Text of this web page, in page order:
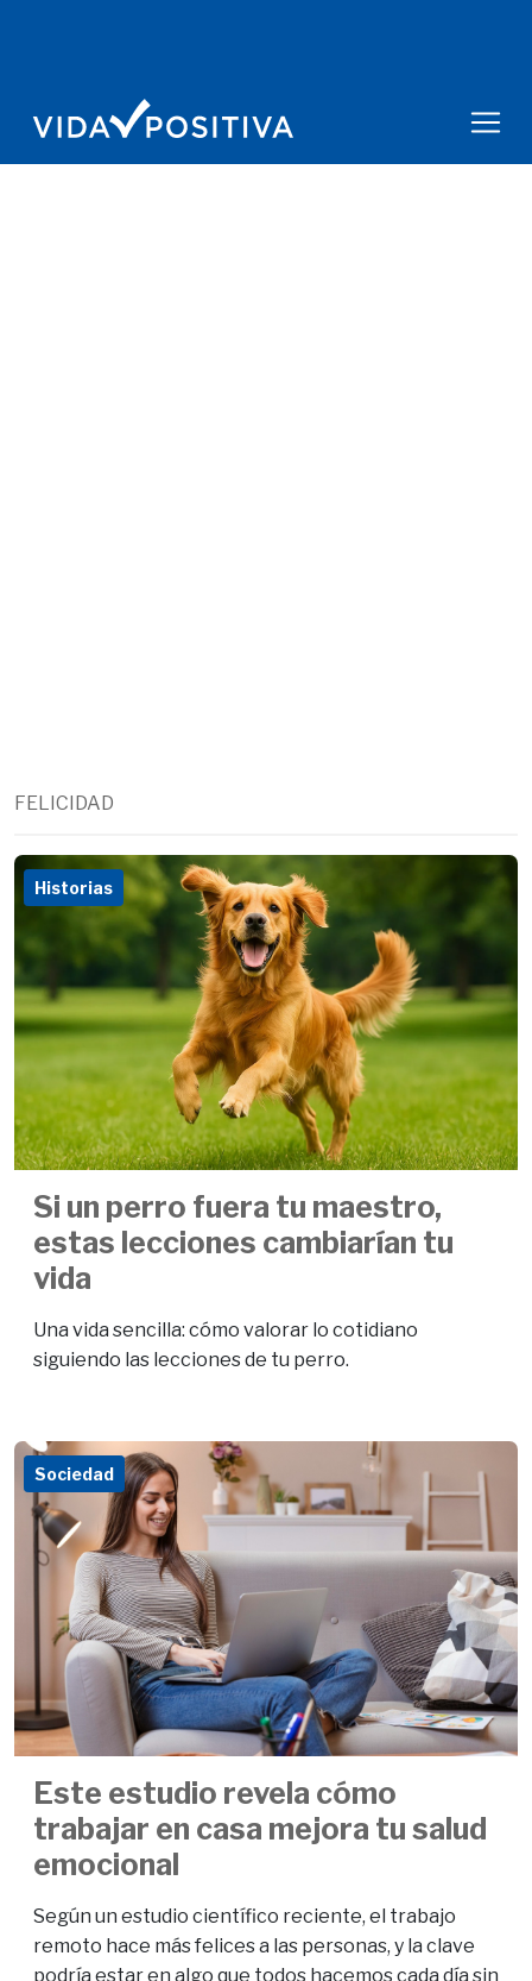
FELICIDAD
Historias
Si un perro fuera tu maestro,
estas lecciones cambiarían tu
vida
Una vida sencilla: cómo valorar lo cotidiano
siguiendo las lecciones de tu perro.
Sociedad
Este estudio revela cómo
trabajar en casa mejora tu salud
emocional
Según un estudio científico reciente, el trabajo
remoto hace más felices a las personas, y la clave
podría estar en algo que todos hacemos cada día sin